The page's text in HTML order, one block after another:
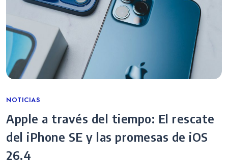
Categories
NOTICIAS
Apple a través del tiempo: El rescate
del iPhone SE y las promesas de iOS
26.4